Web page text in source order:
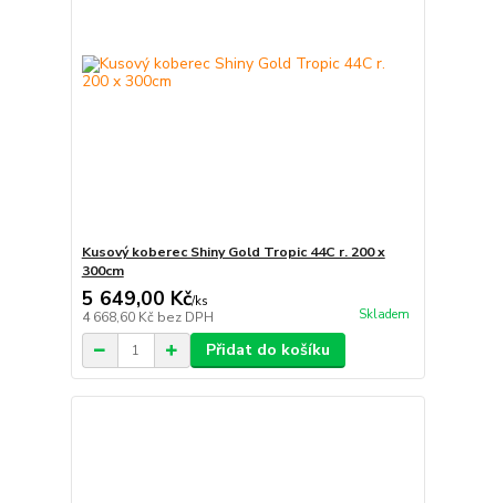
Kusový koberec Shiny Gold Tropic 44C r. 200 x
300cm
5 649,00 Kč/ks
4 668,60 Kč bez DPH Skladem
Přidat do košíku